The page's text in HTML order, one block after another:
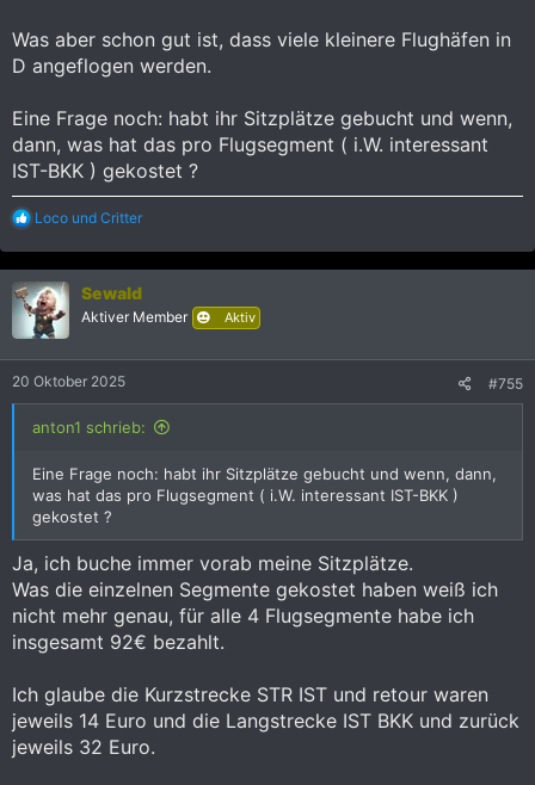
Was aber schon gut ist, dass viele kleinere Flughäfen in
D angeflogen werden.
Eine Frage noch: habt ihr Sitzplätze gebucht und wenn,
dann, was hat das pro Flugsegment ( i.W. interessant
IST-BKK ) gekostet ?
R
a
k
t
i
o
n
:
Loco und Critter
Sewald
Aktiver Member Aktiv
20 Oktober 2025 #755
anton1 schrieb:
Eine Frage noch: habt ihr Sitzplätze gebucht und wenn, dann,
was hat das pro Flugsegment ( i.W. interessant IST-BKK )
gekostet ?
Ja, ich buche immer vorab meine Sitzplätze.
Was die einzelnen Segmente gekostet haben weiß ich
nicht mehr genau, für alle 4 Flugsegmente habe ich
insgesamt 92€ bezahlt.
Ich glaube die Kurzstrecke STR IST und retour waren
jeweils 14 Euro und die Langstrecke IST BKK und zurück
jeweils 32 Euro.